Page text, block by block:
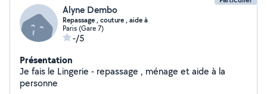
Alyne Dembo
Repassage , couture , aide à
Paris (Gare 7)
-/5
Présentation
Je fais le Lingerie - repassage , ménage et aide à la
personne